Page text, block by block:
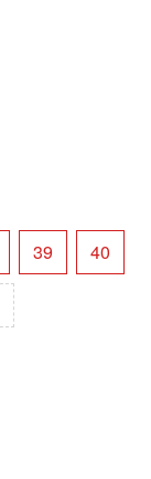
39 40